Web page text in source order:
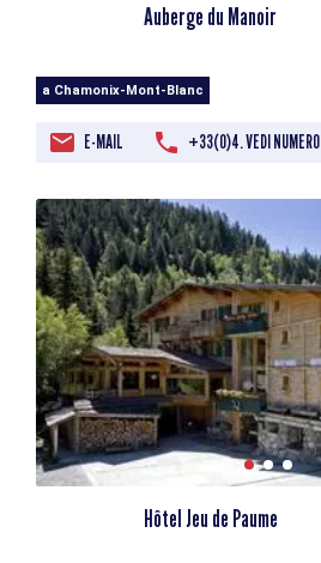
Auberge du Manoir
a Chamonix-Mont-Blanc
E-MAIL +33(0)4. VEDI NUMERO
Hôtel Jeu de Paume